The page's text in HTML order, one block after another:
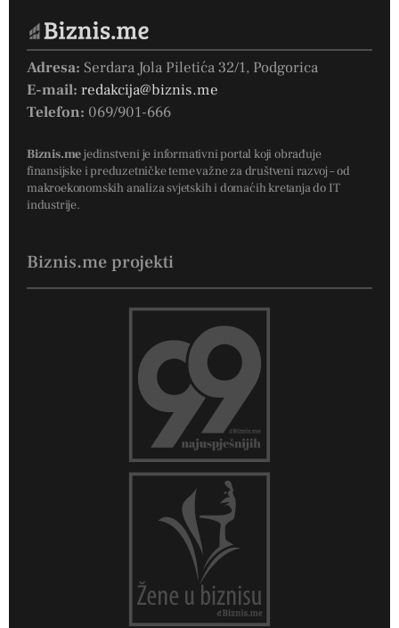
Adresa: Serdara Jola Piletića 32/1, Podgorica
E-mail: redakcija@biznis.me
Telefon: 069/901-666
Biznis.mejedinstveni je informativni portal koji obrađuje
finansijske i preduzetničke teme važne za društveni razvoj – od
makroekonomskih analiza svjetskih i domaćih kretanja do IT
industrije.
Biznis.me projekti